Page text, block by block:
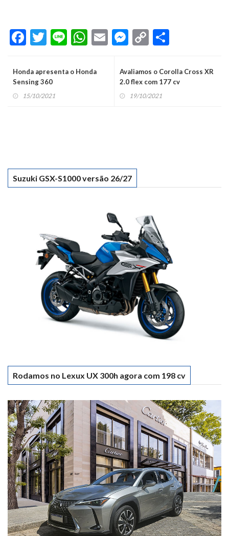
Facebook
Twitter
LineWhatsApp
EmailMessenger
Copy
Honda apresenta o Honda
Sensing 360
15/10/2021
Avaliamos o Corolla Cross XR
2.0 flex com 177 cv
19/10/2021
Suzuki GSX-S1000 versão 26/27
Rodamos no Lexux UX 300h agora com 198 cv